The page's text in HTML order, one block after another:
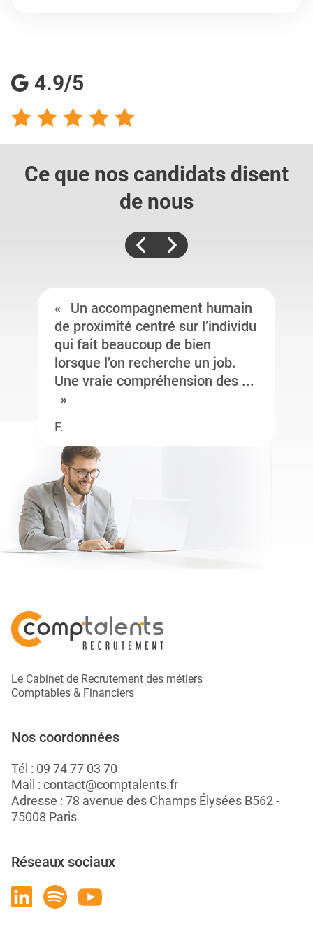
4.9/5
Ce que nos candidats disent
de nous
Un accompagnement humain
de proximité centré sur l’individu
qui fait beaucoup de bien
lorsque l’on recherche un job.
Une vraie compréhension des ...
F.
Le Cabinet de Recrutement des métiers
Comptables & Financiers
Nos coordonnées
Tél : 09 74 77 03 70
Mail : contact@comptalents.fr
Adresse : 78 avenue des Champs Élysées B562 -
75008 Paris
Réseaux sociaux